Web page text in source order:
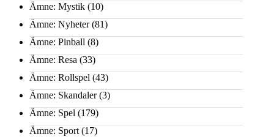
Ämne: Mystik (10)
Ämne: Nyheter(81)
Ämne: Pinball (8)
Ämne: Resa (33)
Ämne: Rollspel (43)
Ämne: Skandaler(3)
Ämne: Spel (179)
Ämne: Sport (17)